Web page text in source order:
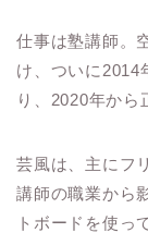
仕事は塾講師。
け、ついに2014
り、2020年から
芸風は、主にフ
講師の職業から
トボードを使っ